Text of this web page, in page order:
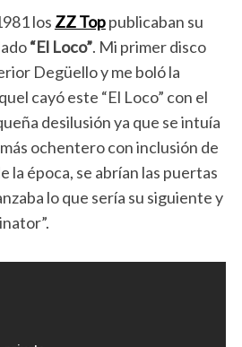
los ZZ Toppublicaban su
“El Loco”. Mi primer disco
Degüello y me boló la
cayó este “El Loco” con el
desilusión ya que se intuía
ochentero con inclusión de
la época, se abrían las puertas
lo que sería su siguiente y